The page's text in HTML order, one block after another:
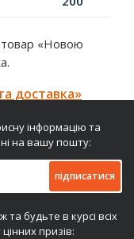
товар «Новою
доставка»
інформацію та
на вашу пошту:
підписатися
будьте в курсі всіх
призів: